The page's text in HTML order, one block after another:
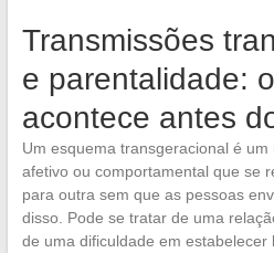
Transmissões
e parentalidade:
acontece antes
Um esquema transgeracional é
afetivo ou comportamental que se
para outra sem que as pessoas
disso. Pode se tratar de uma
de uma dificuldade em